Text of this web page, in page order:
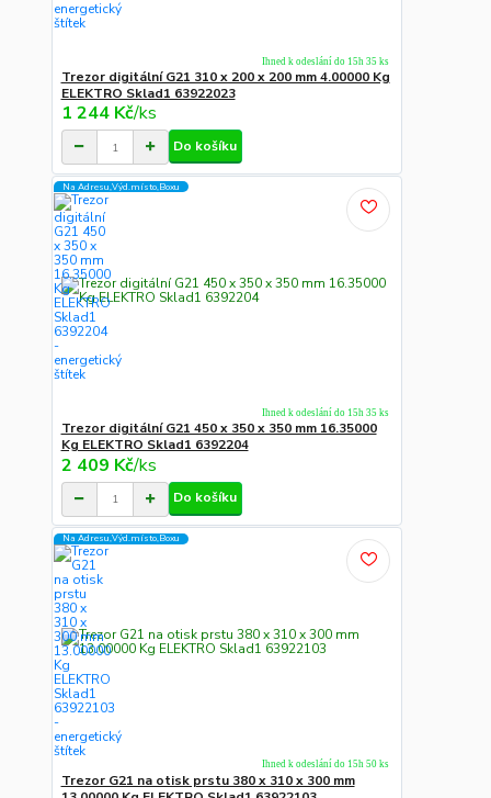
Trezor digitální G21 310 x 200 x 200 mm 4.00000 Kg
ELEKTRO Sklad1 63922023
1 244 Kč/ks
Ihned k odeslání do 15h 35 ks
Do košíku
Na Adresu,Výd.místo,Boxu
Trezor digitální G21 450 x 350 x 350 mm 16.35000
Kg ELEKTRO Sklad1 6392204
2 409 Kč/ks
Ihned k odeslání do 15h 35 ks
Do košíku
Na Adresu,Výd.místo,Boxu
Trezor G21 na otisk prstu 380 x 310 x 300 mm
Ihned k odeslání do 15h 50 ks